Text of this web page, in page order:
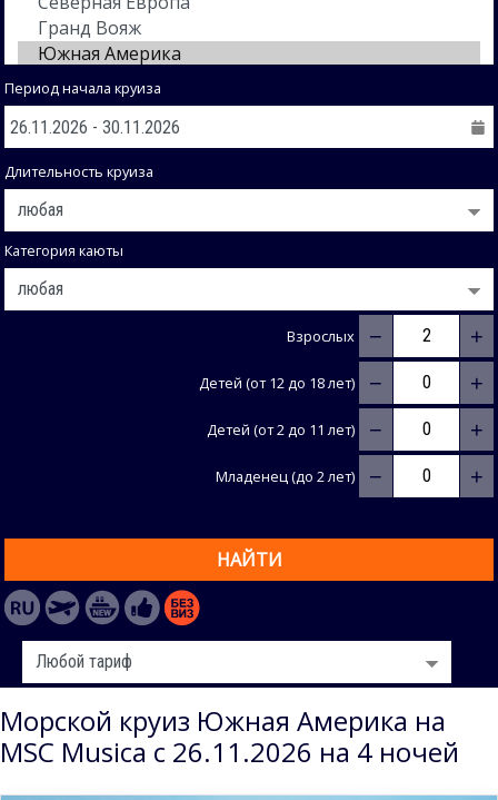
Период начала круиза
Длительность круиза
Категория каюты
Взрослых − +
Детей (от 12 до 18 лет) − +
Детей (от 2 до 11 лет) − +
Младенец (до 2 лет) − +
НАЙТИ
Морской круиз Южная Америка на
MSC Musica с 26.11.2026 на 4 ночей